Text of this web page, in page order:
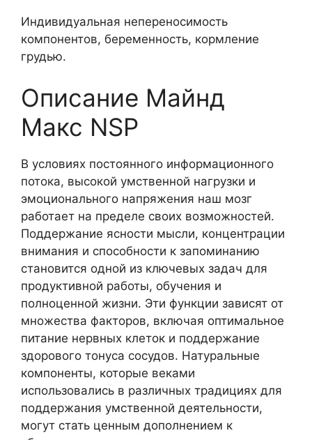
Индивидуальная непереносимость
компонентов, беременность, кормление
грудью.
Описание Майнд
Макс NSP
В условиях постоянного информационного
потока, высокой умственной нагрузки и
эмоционального напряжения наш мозг
работает на пределе своих возможностей.
Поддержание ясности мысли, концентрации
внимания и способности к запоминанию
становится одной из ключевых задач для
продуктивной работы, обучения и
полноценной жизни. Эти функции зависят от
множества факторов, включая оптимальное
питание нервных клеток и поддержание
здорового тонуса сосудов. Натуральные
компоненты, которые веками
использовались в различных традициях для
поддержания умственной деятельности,
могут стать ценным дополнением к